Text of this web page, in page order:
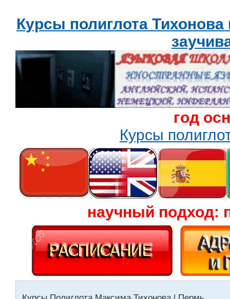
Курсы полиглота
год
Курсы
научный подход: